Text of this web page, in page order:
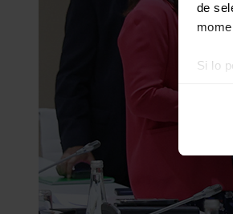
de
Si lo
Las
y